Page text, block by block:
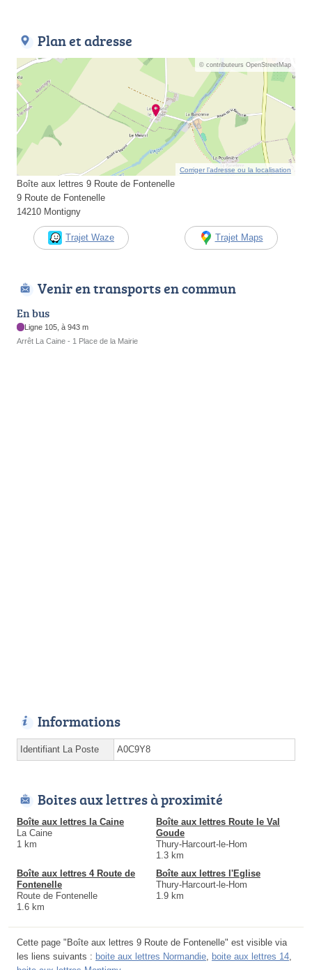
Plan et adresse
© contributeurs OpenStreetMap
Corriger l’adresse ou la localisation
Boîte aux lettres 9 Route de Fontenelle
9 Route de Fontenelle
14210 Montigny
Trajet Waze Trajet Maps
Venir en transports en commun
En bus
Ligne 105, à 943 m
Arrêt La Caine - 1 Place de la Mairie
Informations
Identifiant La Poste A0C9Y8
Boites aux lettres à proximité
Boîte aux lettres la Caine
La Caine
1 km
Boîte aux lettres Route le Val
Goude
Thury-Harcourt-le-Hom
1.3 km
Boîte aux lettres 4 Route de
Fontenelle
Route de Fontenelle
1.6 km
Boîte aux lettres l'Eglise
Thury-Harcourt-le-Hom
1.9 km
Cette page "Boîte aux lettres 9 Route de Fontenelle" est visible via
les liens suivants : boite aux lettres Normandie, boite aux lettres 14,